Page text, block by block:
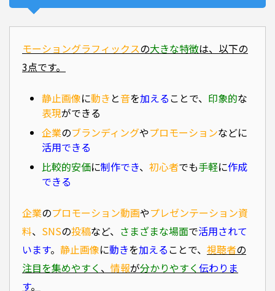
モーショングラフィックスの大きな特徴は、以下の
3点です。
静止画像に動き と音を加えることで、 印象的な
表現ができる
企業のブランディングやプロモーションなどに
活用できる
比較的安価に制作でき、 初心者でも手軽に作成
できる
企業のプロモーション動画やプレゼンテーション資
料、 SNSの投稿など、 さまざまな場面で活用されて
います。 静止画像に動きを加えることで、 視聴者の
注目を集めやすく 、 情報が分かりやすく伝わりま
す。